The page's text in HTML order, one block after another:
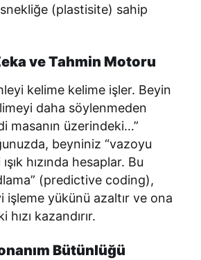
(plastisite) sahip
ve Tahmin Motoru
kelime kelime işler. Beyin
daha söylenmeden
masanın üzerindeki…”
beyniniz “vazoyu
hızında hesaplar. Bu
(predictive coding),
işleme yükünü azaltır ve ona
kazandırır.
Bütünlüğü